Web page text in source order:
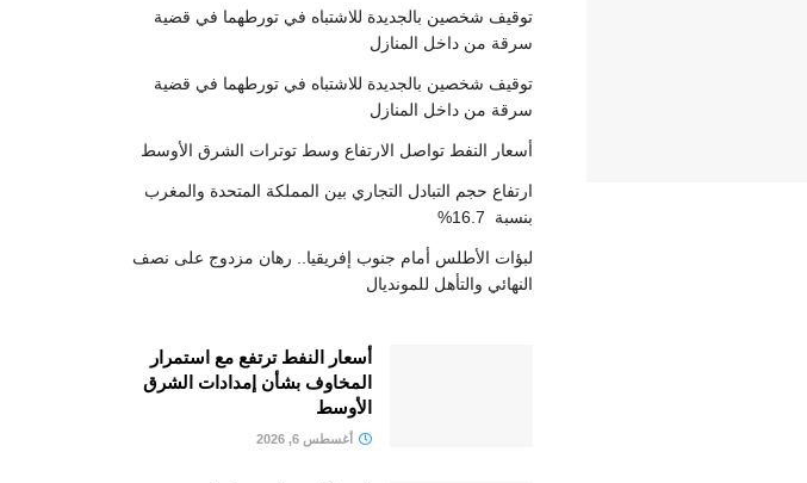
توقيف شخصين بالجديدة للاشتباه في تورطهما في قضية
سرقة من داخل المنازل
توقيف شخصين بالجديدة للاشتباه في تورطهما في قضية
سرقة من داخل المنازل
أسعار النفط تواصل الارتفاع وسط توترات الشرق الأوسط
ارتفاع حجم التبادل التجاري بين المملكة المتحدة والمغرب
بنسبة 16.7%
لبؤات الأطلس أمام جنوب إفريقيا.. رهان مزدوج على نصف
النهائي والتأهل للمونديال
أسعار النفط ترتفع مع استمرار
المخاوف بشأن إمدادات الشرق
الأوسط
أغسطس 6, 2026